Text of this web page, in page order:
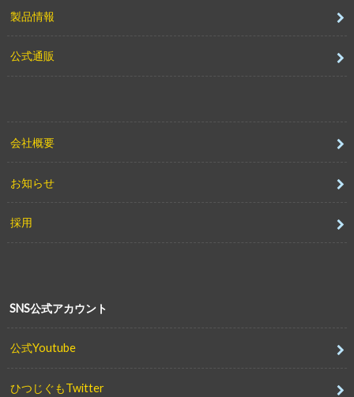
製品情報
公式通販
会社概要
お知らせ
採用
SNS公式アカウント
公式Youtube
ひつじぐもTwitter